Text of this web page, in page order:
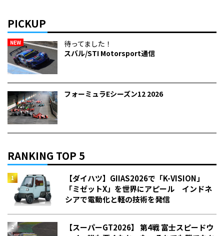
PICKUP
NEW
待ってました！
スバル/STI Motorsport通信
フォーミュラEシーズン12 2026
RANKING TOP 5
【ダイハツ】GIIAS2026で「K-VISION」
「ミゼットX」を世界にアピール インドネ
シアで電動化と軽の技術を発信
【スーパーGT2026】 第4戦 富士スピードウ